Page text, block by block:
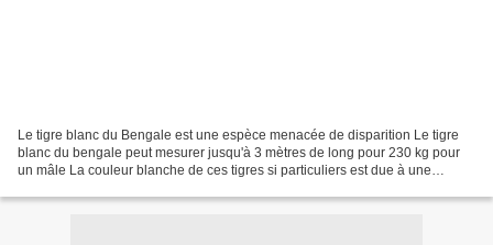
Le tigre blanc du Bengale est une espèce menacée de disparition Le tigre
blanc du bengale peut mesurer jusqu'à 3 mètres de long pour 230 kg pour
un mâle La couleur blanche de ces tigres si particuliers est due à une